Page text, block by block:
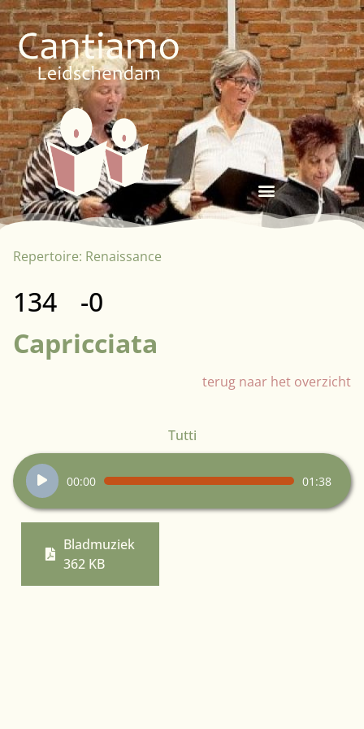
Repertoire: Renaissance
134
-0
Capricciata
terug naar het overzicht
Tutti
Audiospeler
00:00 01:38
Bladmuziek
362 KB